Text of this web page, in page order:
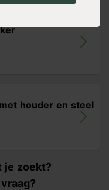
houder en steel
je zoekt?